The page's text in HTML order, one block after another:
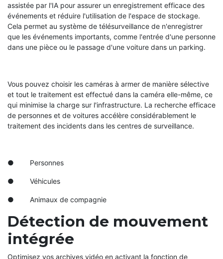
assistée par l'IA pour assurer un enregistrement efficace des
événements et réduire l'utilisation de l'espace de stockage.
Cela permet au système de télésurveillance de n'enregistrer
que les événements importants, comme l'entrée d'une personne
dans une pièce ou le passage d'une voiture dans un parking.
Vous pouvez choisir les caméras à armer de manière sélective
et tout le traitement est effectué dans la caméra elle-même, ce
qui minimise la charge sur l'infrastructure. La recherche efficace
de personnes et de voitures accélère considérablement le
traitement des incidents dans les centres de surveillance.
● Personnes
● Véhicules
● Animaux de compagnie
Détection de mouvement
intégrée
Optimisez vos archives vidéo en activant la fonction de